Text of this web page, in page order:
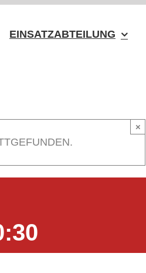
EINSATZABTEILUNG
×